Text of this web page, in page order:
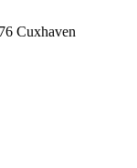
Cuxhaven